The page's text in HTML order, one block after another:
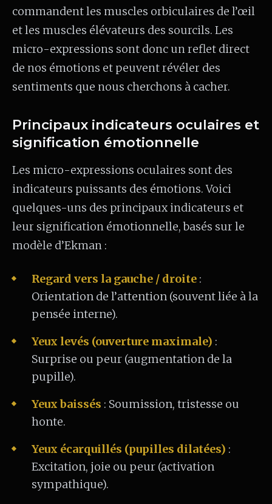
commandent les muscles orbiculaires de l’œil
et les muscles élévateurs des sourcils. Les
micro-expressions sont donc un reflet direct
de nos émotions et peuvent révéler des
sentiments que nous cherchons à cacher.
Principaux indicateurs oculaires et
signification émotionnelle
Les micro-expressions oculaires sont des
indicateurs puissants des émotions. Voici
quelques-uns des principaux indicateurs et
leur signification émotionnelle, basés sur le
modèle d’Ekman :
Regard vers la gauche / droite :
Orientation de l’attention (souvent liée à la
pensée interne).
Yeux levés (ouverture maximale) :
Surprise ou peur (augmentation de la
pupille).
Yeux baissés : Soumission, tristesse ou
honte.
Yeux écarquillés (pupilles dilatées) :
Excitation, joie ou peur (activation
sympathique).